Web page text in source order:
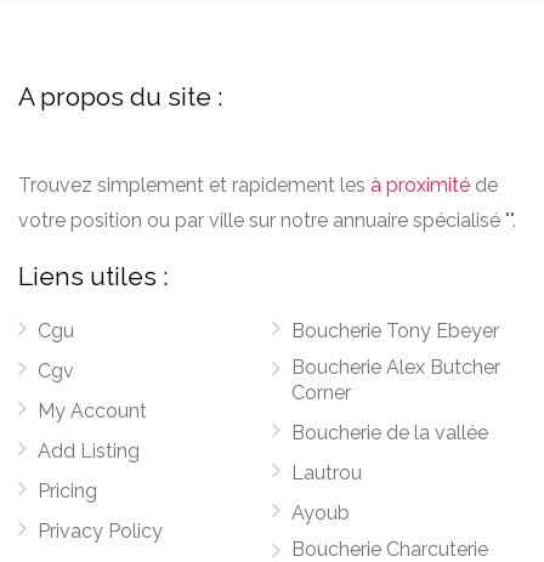
A propos du site :
Trouvez simplement et rapidement les à proximité de
votre position ou par ville sur notre annuaire spécialisé "".
Liens utiles :
Cgu
Cgv
My Account
Add Listing
Pricing
Privacy Policy
Boucherie Tony Ebeyer
Boucherie Alex Butcher
Corner
Boucherie de la vallée
Lautrou
Ayoub
Boucherie Charcuterie